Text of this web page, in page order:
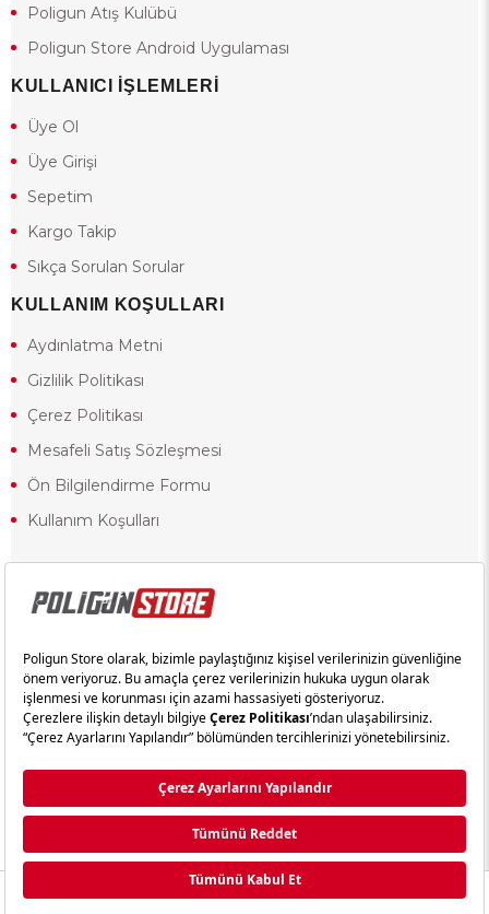
Poligun Atış Kulübü
Poligun Store Android Uygulaması
KULLANICI İŞLEMLERİ
Üye Ol
Üye Girişi
Sepetim
Kargo Takip
Sıkça Sorulan Sorular
KULLANIM KOŞULLARI
Aydınlatma Metni
Gizlilik Politikası
Çerez Politikası
Mesafeli Satış Sözleşmesi
Ön Bilgilendirme Formu
Kullanım Koşulları
18 yaşından küçük olduğunuz halde siteye girerseniz ve mesafeli satış
kısıtlamalardan dolayı oluşabilecek herhangi bir durumda doğacak yasal
sorumluluk ve yükümlülükler tamamen tarafınıza ait olacak ve cezai
Yasa gereği 18 yaşından küçük olanların sitemizi görüntülemesi ve
alışveriş yapmaları yasaktır. Konuyla ilgili olarak site kullanım
sözleşmemimizi okuyabilirsiniz.
Ticimax Tarafından Hazırlanmıştır.